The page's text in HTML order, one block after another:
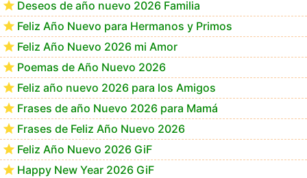
Deseos de año nuevo 2026 Familia
Feliz Año Nuevo para Hermanos y Primos
Feliz Año Nuevo 2026 mi Amor
Poemas de Año Nuevo 2026
Feliz año nuevo 2026 para los Amigos
Frases de año Nuevo 2026 para Mamá
Frases de Feliz Año Nuevo 2026
Feliz Año Nuevo 2026 GiF
Happy New Year 2026 GiF